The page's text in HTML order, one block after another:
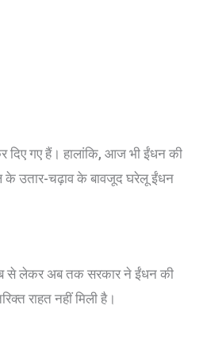
दिए गए हैं। हालांकि, आज भी ईंधन की
के उतार-चढ़ाव के बावजूद घरेलू ईंधन
तब से लेकर अब तक सरकार ने ईंधन की
राहत नहीं मिली है।